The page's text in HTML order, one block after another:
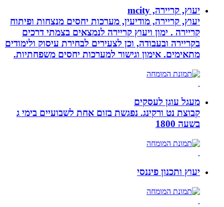
יעוץ, קריירה, mcity
יעוץ, קריירה, מודיעין, מערכות יחסים מנצחות ופיתוח
קריירה . ימון ויעוץ קריירה לנמצאים בצמתי דרכים
בקריירה ובעבודה, וכן לצעירים לבחירת עיסוק ולימודים
מתאימים. אימון וגישור למערכות יחסים משפחתיות.
מעגל עוגן לעסקים
קבוצת נט ורקינג. נפגשת בזום אחת לשבועיים בימי ג
בשעה 1800
יעוץ ותכנון פיננסי